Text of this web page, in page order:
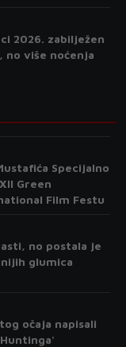
2026. zabilježen
više noćenja
Specijalno
Green
Film Festu
no postala je
glumica
očaja napisali